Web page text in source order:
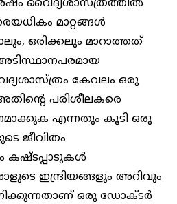
വൈദ്യശാസ്ത്രത്തിൽ
മാറ്റങ്ങൾ
ഒരിക്കലും മാറാത്തത്
കേവലം ഒരു
പരിശീലകരെ
എന്നതും കൂടി ഒരു
ജീവിതം
കഷ്ടപ്പാടുകൾ
ഇന്ദ്രിയങ്ങളും അറിവും
ഒരു ഡോക്ടർ